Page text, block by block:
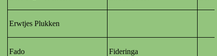
Erwtjes Plukken
Fado Fideringa